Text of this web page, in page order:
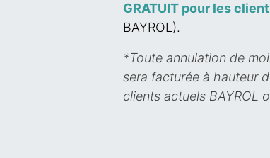
GRATUIT pour les
BAYROL).
*Toute annulation de
sera facturée à hauteur
clients actuels BAYROL